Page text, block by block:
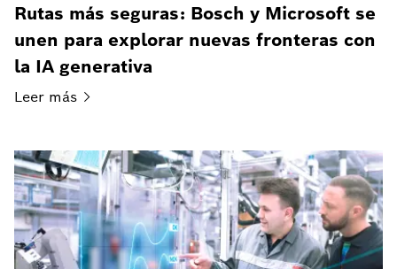
Rutas más seguras: Bosch y Microsoft se
unen para explorar nuevas fronteras con
la IA generativa
Leer más